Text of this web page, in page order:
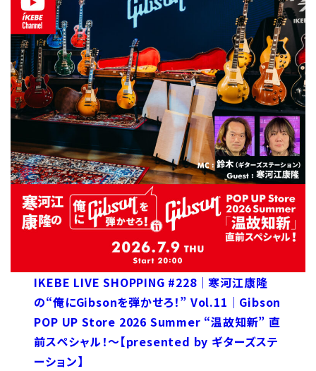
IKEBE LIVE SHOPPING #228｜寒河江康隆
の“俺にGibsonを弾かせろ！” Vol.11｜Gibson
POP UP Store 2026 Summer “温故知新” 直
前スペシャル！～【presented by ギターズステ
ーション】